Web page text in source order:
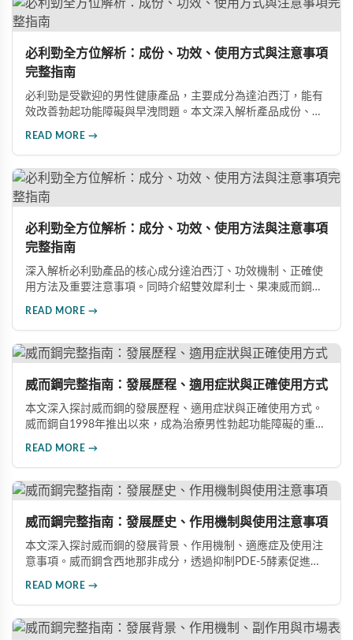
必利勁全方位解析：成份、功效、使用方式與注意事項
完整指南
必利勁是受歡迎的男性健康產品，主要成分為達泊西汀，能有
效改善勃起功能障礙與早洩問題。本文深入解析產品成份、功
READ MORE →
必利勁全方位解析：成分、功效、使用方法與注意事項
完整指南
深入解析必利勁產品的核心成分達泊西汀、功效機制、正確使
用方法及重要注意事項。同時介紹雙效犀利士、果凍威而鋼雙
READ MORE →
威而鋼完整指南：發展歷程、適用症狀與正確使用方式
本文深入探討威而鋼的發展歷程、適用症狀與正確使用方式。
威而鋼自1998年推出以來，成為治療男性勃起功能障礙的重要
READ MORE →
威而鋼完整指南：發展歷史、作用機制與使用注意事項
本文深入探討威而鋼的發展背景、作用機制、適應症及使用注
意事項。威而鋼含西地那非成分，透過抑制PDE-5酵素促進血
READ MORE →